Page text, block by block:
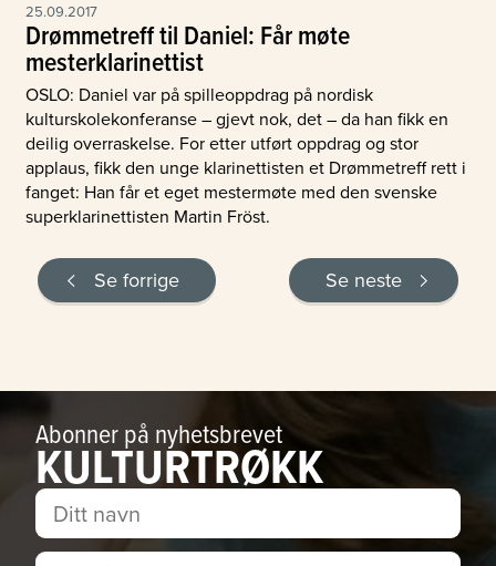
25.09.2017
Drømmetreff til Daniel: Får møte
mesterklarinettist
OSLO: Daniel var på spilleoppdrag på nordisk
kulturskolekonferanse – gjevt nok, det – da han fikk en
deilig overraskelse. For etter utført oppdrag og stor
applaus, fikk den unge klarinettisten et Drømmetreff rett i
fanget: Han får et eget mestermøte med den svenske
superklarinettisten Martin Fröst.
Se forrige Se neste
Abonner på nyhetsbrevet
KULTURTRØKK